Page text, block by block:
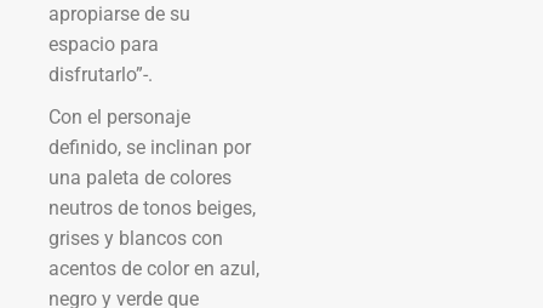
apropiarse de su
espacio para
disfrutarlo”-.
Con el personaje
definido, se inclinan por
una paleta de colores
neutros de tonos beiges,
grises y blancos con
acentos de color en azul,
negro y verde que